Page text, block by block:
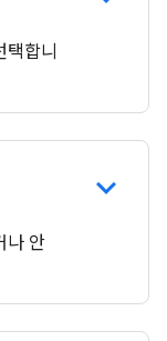
택합니
나 안